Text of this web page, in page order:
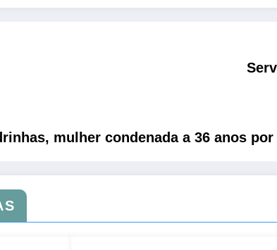
mulher condenada a 36 anos